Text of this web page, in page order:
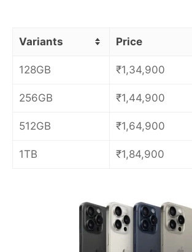
Variants Price
128GB ₹1,34,900
256GB ₹1,44,900
512GB ₹1,64,900
1TB ₹1,84,900